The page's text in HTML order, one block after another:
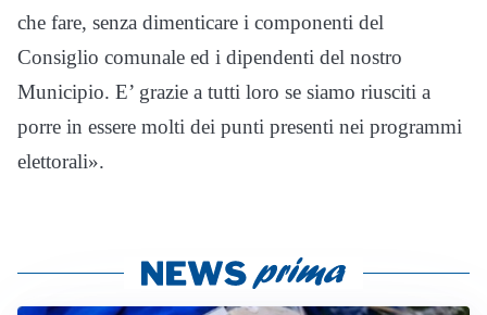
che fare, senza dimenticare i componenti del
Consiglio comunale ed i dipendenti del nostro
Municipio. E’ grazie a tutti loro se siamo riusciti a
porre in essere molti dei punti presenti nei programmi
elettorali».